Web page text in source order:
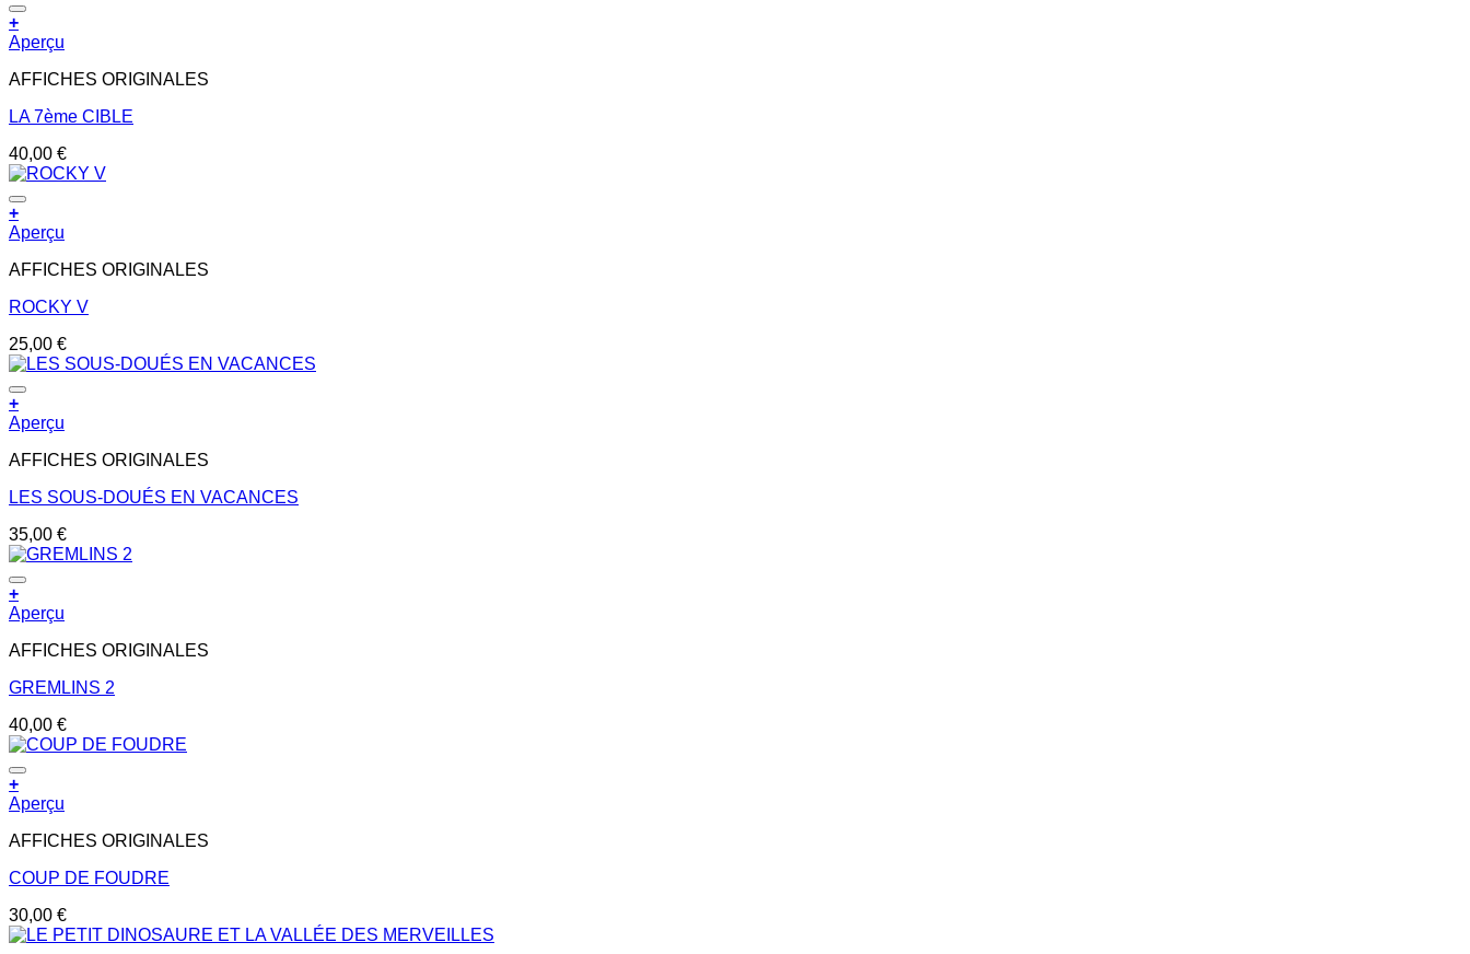
+
Aperçu
AFFICHES ORIGINALES
LA 7ème CIBLE
40,00 €
+
Aperçu
AFFICHES ORIGINALES
ROCKY V
25,00 €
+
Aperçu
AFFICHES ORIGINALES
LES SOUS-DOUÉS EN VACANCES
35,00 €
+
Aperçu
AFFICHES ORIGINALES
GREMLINS 2
40,00 €
+
Aperçu
AFFICHES ORIGINALES
COUP DE FOUDRE
30,00 €